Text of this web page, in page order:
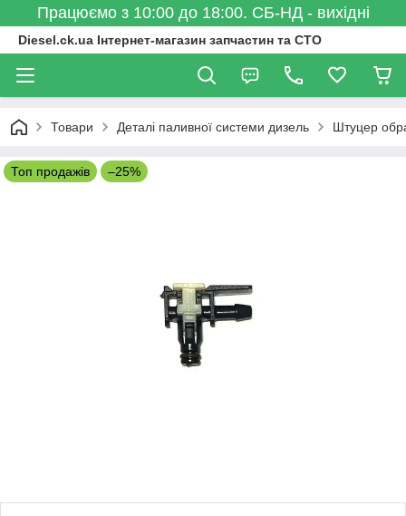
Працюємо з 10:00 до 18:00. СБ-НД - вихідні
Diesel.ck.ua Інтернет-магазин запчастин та СТО
Товари Деталі паливної системи дизель Штуцер
Топ продажів –25%